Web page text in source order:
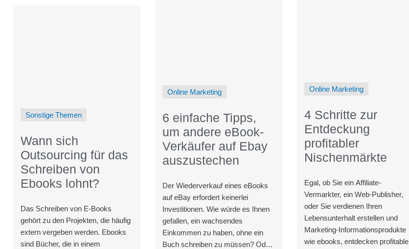
Sonstige Themen
Wann sich
Outsourcing für das
Schreiben von
Ebooks lohnt?
Das Schreiben von E-Books
gehört zu den Projekten, die häufig
extern vergeben werden. Ebooks
sind Bücher, die in einem
Online Marketing
6 einfache Tipps,
um andere eBook-
Verkäufer auf Ebay
auszustechen
Der Wiederverkauf eines eBooks
auf eBay erfordert keinerlei
Investitionen. Wie würde es Ihnen
gefallen, ein wachsendes
Einkommen zu haben, ohne ein
Buch schreiben zu müssen? Oder
Online Marketing
4 Schritte zur
Entdeckung
profitabler
Nischenmärkte
Egal, ob Sie ein Affiliate-
Vermarkter, ein Web-Publisher,
oder Sie verdienen Ihren
Lebensunterhalt erstellen und
Marketing-Informationsprodukte
wie ebooks, entdecken profitable